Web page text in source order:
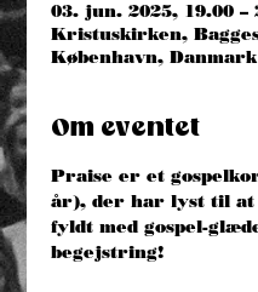
03. jun. 2025, 19.00 –
Kristuskirken,
København, Danmark
Om eventet
Praise er et
år), der har lyst til at
fyldt med gospel-
begejstring!